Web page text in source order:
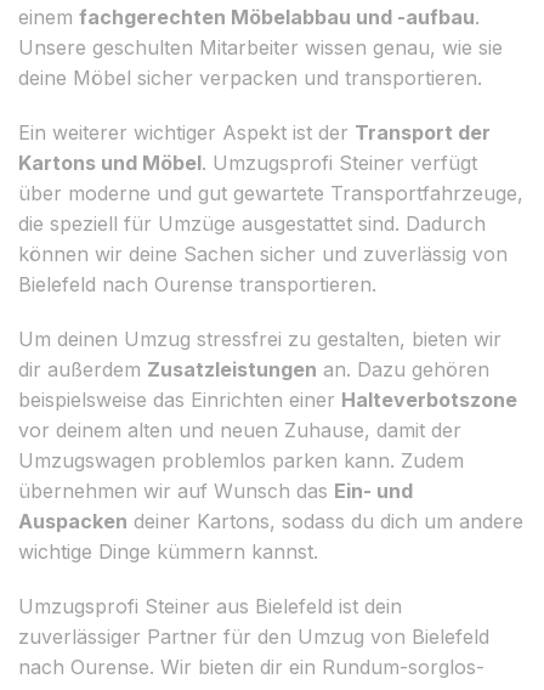
einem fachgerechten Möbelabbau und -aufbau.
Unsere geschulten Mitarbeiter wissen genau, wie sie
deine Möbel sicher verpacken und transportieren.
Ein weiterer wichtiger Aspekt ist der Transport der
Kartons und Möbel. Umzugsprofi Steiner verfügt
über moderne und gut gewartete Transportfahrzeuge,
die speziell für Umzüge ausgestattet sind. Dadurch
können wir deine Sachen sicher und zuverlässig von
Bielefeld nach Ourense transportieren.
Um deinen Umzug stressfrei zu gestalten, bieten wir
dir außerdem Zusatzleistungen an. Dazu gehören
beispielsweise das Einrichten einer Halteverbotszone
vor deinem alten und neuen Zuhause, damit der
Umzugswagen problemlos parken kann. Zudem
übernehmen wir auf Wunsch das Ein- und
Auspacken deiner Kartons, sodass du dich um andere
wichtige Dinge kümmern kannst.
Umzugsprofi Steiner aus Bielefeld ist dein
zuverlässiger Partner für den Umzug von Bielefeld
nach Ourense. Wir bieten dir ein Rundum-sorglos-